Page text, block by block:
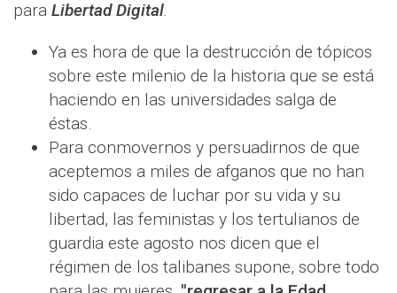
para Libertad Digital.
Ya es hora de que la destrucción de tópicos
sobre este milenio de la historia que se está
haciendo en las universidades salga de
éstas.
Para conmovernos y persuadirnos de que
aceptemos a miles de afganos que no han
sido capaces de luchar por su vida y su
libertad, las feministas y los tertulianos de
guardia este agosto nos dicen que el
régimen de los talibanes supone, sobre todo